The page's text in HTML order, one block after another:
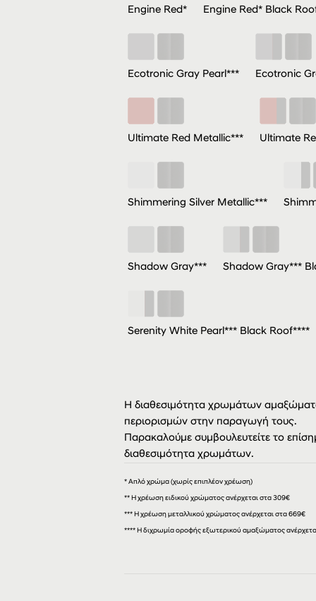
Engine Red* Engine Red* Black
Ecotronic Gray Pearl*** Ecotronic
Ultimate Red Metallic*** Ultimate
Shimmering Silver Metallic***
Shadow Gray*** Shadow Gray***
Serenity White Pearl*** Black Roof****
Η διαθεσιμότητα χρωμάτων
περιορισμών στην παραγωγή τους.
Παρακαλούμε συμβουλευτείτε το
διαθεσιμότητα χρωμάτων.
* Απλό χρώμα (χωρίς επιπλέον χρέωση)
** Η χρέωση ειδικού χρώματος ανέρχεται στα 309€
*** Η χρέωση μεταλλικού χρώματος ανέρχεται στα 669€
**** Η διχρωμία οροφής εξωτερικού αμαξώματος